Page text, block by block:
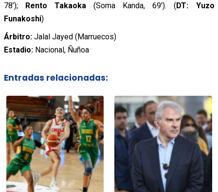
78’); Rento Takaoka (Soma Kanda, 69’). (DT: Yuzo
Funakoshi)
Árbitro:Jalal Jayed (Marruecos)
Estadio:Nacional, Ñuñoa
Entradas relacionadas: